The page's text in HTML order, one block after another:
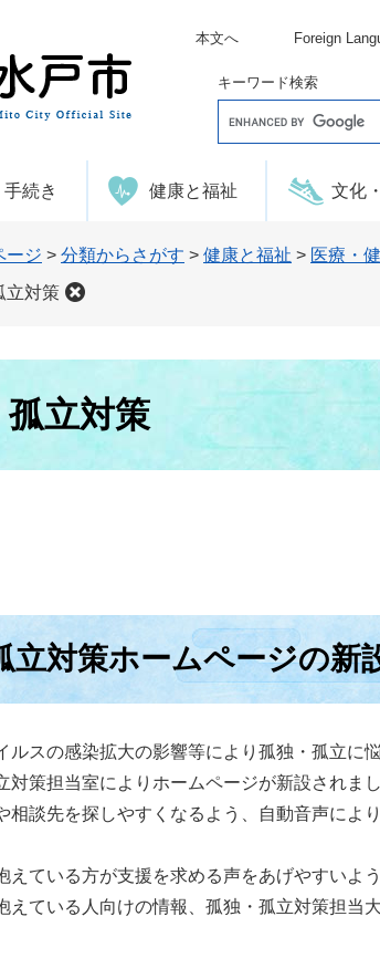
本文へ Foreign
キーワード検索
o
e
タ
ム
続き 健康と福祉 文化
ージ > 分類からさがす > 健康と福祉 > 医療・
立対策
立対策
立対策ホームページの新
スの感染拡大の影響等により孤独・孤立に
対策担当室によりホームページが新設されま
相談先を探しやすくなるよう、自動音声によ
ている方が支援を求める声をあげやすいよ
えている人向けの情報、孤独・孤立対策担当